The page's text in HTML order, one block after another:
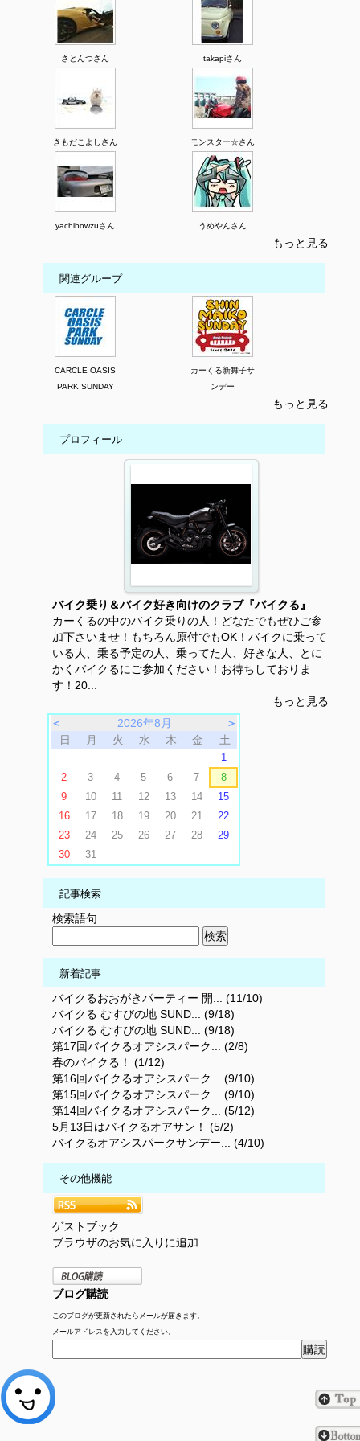
さとんつさん takapiさん
きもだこよしさん モンスター☆さん
yachibowzuさん うめやんさん
もっと見る
関連グループ
CARCLE OASIS
PARK SUNDAY
カーくる新舞子サ
ンデー
もっと見る
プロフィール
バイク乗り＆バイク好き向けのクラブ『バイクる』
カーくるの中のバイク乗りの人！どなたでもぜひご参
加下さいませ！もちろん原付でもOK！バイクに乗って
いる人、乗る予定の人、乗ってた人、好きな人、とに
かくバイクるにご参加ください！お待ちしておりま
す！20...
もっと見る
＜
2026年8月
＞
日
月 火 水 木 金 土
1
2
3 4 5 6 7
8
9
10 11 12 13 14
15
16
17 18 19 20 21
22
23
24 25 26 27 28
29
30
31
記事検索
検索語句
新着記事
バイクるおおがきパーティー 開... (11/10)
バイクる むすびの地 SUND... (9/18)
バイクる むすびの地 SUND... (9/18)
第17回バイクるオアシスパーク... (2/8)
春のバイクる！ (1/12)
第16回バイクるオアシスパーク... (9/10)
第15回バイクるオアシスパーク... (9/10)
第14回バイクるオアシスパーク... (5/12)
5月13日はバイクるオアサン！ (5/2)
バイクるオアシスパークサンデー... (4/10)
その他機能
ゲストブック
ブラウザのお気に入りに追加
ブログ購読
このブログが更新されたらメールが届きます。
メールアドレスを入力してください。